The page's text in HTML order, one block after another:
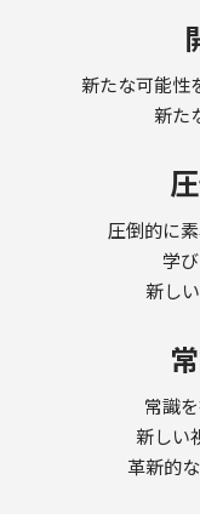
新たな可能性
新た
圧倒的に
学
新し
常識
新しい
革新的